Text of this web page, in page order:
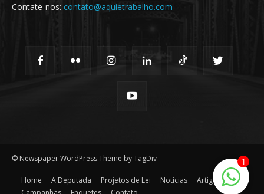
Contate-nos: contato@aquietrabalho.com
© Newspaper WordPress Theme by TagDiv
Home A Deputada Projetos de Lei Notícias
Artigos
1